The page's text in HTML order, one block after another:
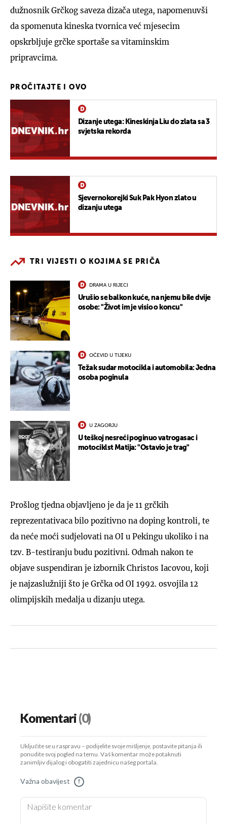
dužnosnik Grčkog saveza dizača utega, napomenuvši
da spomenuta kineska tvornica već mjesecim
opskrbljuje grčke sportaše sa vitaminskim
pripravcima.
PROČITAJTE I OVO
Dizanje utega: Kineskinja Liu do zlata sa 3
svjetska rekorda
Sjevernokorejki Suk Pak Hyon zlato u
dizanju utega
TRI VIJESTI O KOJIMA SE PRIČA
DRAMA U RIJECI
Urušio se balkon kuće, na njemu bile dvije
osobe: "Život im je visio o koncu"
OČEVID U TIJEKU
Težak sudar motocikla i automobila: Jedna
osoba poginula
U ZAGORJU
U teškoj nesreći poginuo vatrogasac i
motociklst Matija: "Ostavio je trag"
Prošlog tjedna objavljeno je da je 11 grčkih
reprezentativaca bilo pozitivno na doping kontroli, te
da neće moći sudjelovati na OI u Pekingu ukoliko i na
tzv. B-testiranju budu pozitivni. Odmah nakon te
objave suspendiran je izbornik Christos Iacovou, koji
je najzaslužniji što je Grčka od OI 1992. osvojila 12
olimpijskih medalja u dizanju utega.
Komentari(0)
Uključite se u raspravu – podijelite svoje mišljenje, postavite pitanja ili
ponudite svoj pogled na temu. Vaš komentar može potaknuti
zanimljiv dijalog i obogatiti zajednicu našeg portala.
Važna obavijest !